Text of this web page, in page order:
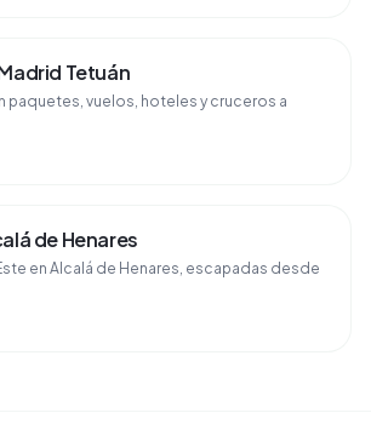
Tetuán
paquetes, vuelos, hoteles y cruceros a
de Henares
en Alcalá de Henares, escapadas desde